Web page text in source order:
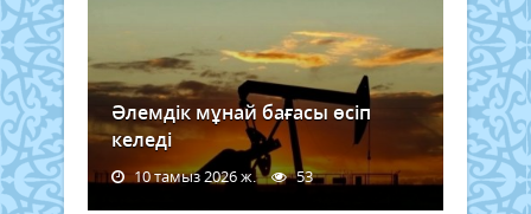
Әлемдік мұнай бағасы өсіп
келеді
10 тамыз 2026 ж. 53